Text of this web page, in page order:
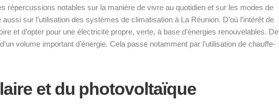
répercussions notables sur la manière de vivre au quotidien et sur les modes de
sur l’utilisation des systèmes de climatisation à La Réunion. D’où l’intérêt de
et d’opter pour une électricité propre, verte, à base d’énergies renouvelables. De
volume important d’énergie. Cela passe notamment par l’utilisation de chauffe-
et du photovoltaïque